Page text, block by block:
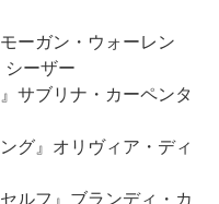
ーガン・ウォーレン
シーザー
サブリナ・カーペンタ
グ』オリヴィア・ディ
ルフ』ブランディ・カ